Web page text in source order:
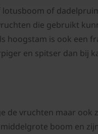
of
die gebruikt
hoogstam is ook een
en spitser dan bij
de vruchten maar ook
boom en